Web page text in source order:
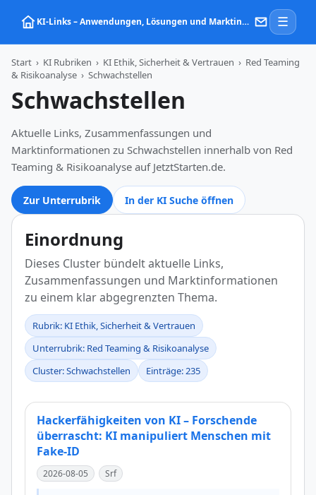
KI‑Links – Anwendungen, Lösungen und Marktinformationen zu Künstlicher Intelligenz ☰
Start › KI Rubriken › KI Ethik, Sicherheit & Vertrauen › Red Teaming
& Risikoanalyse › Schwachstellen
Schwachstellen
Aktuelle Links, Zusammenfassungen und
Marktinformationen zu Schwachstellen innerhalb von Red
Teaming & Risikoanalyse auf JetztStarten.de.
Zur Unterrubrik In der KI Suche öffnen
Einordnung
Dieses Cluster bündelt aktuelle Links,
Zusammenfassungen und Marktinformationen
zu einem klar abgegrenzten Thema.
Rubrik: KI Ethik, Sicherheit & Vertrauen
Unterrubrik: Red Teaming & Risikoanalyse
Cluster: Schwachstellen
Einträge: 235
Hackerfähigkeiten von KI – Forschende
überrascht: KI manipuliert Menschen mit
Fake-ID
2026-08-05 Srf